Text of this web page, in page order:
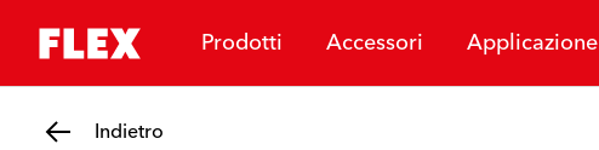
Prodotti Accessori Applicazione
Indietro